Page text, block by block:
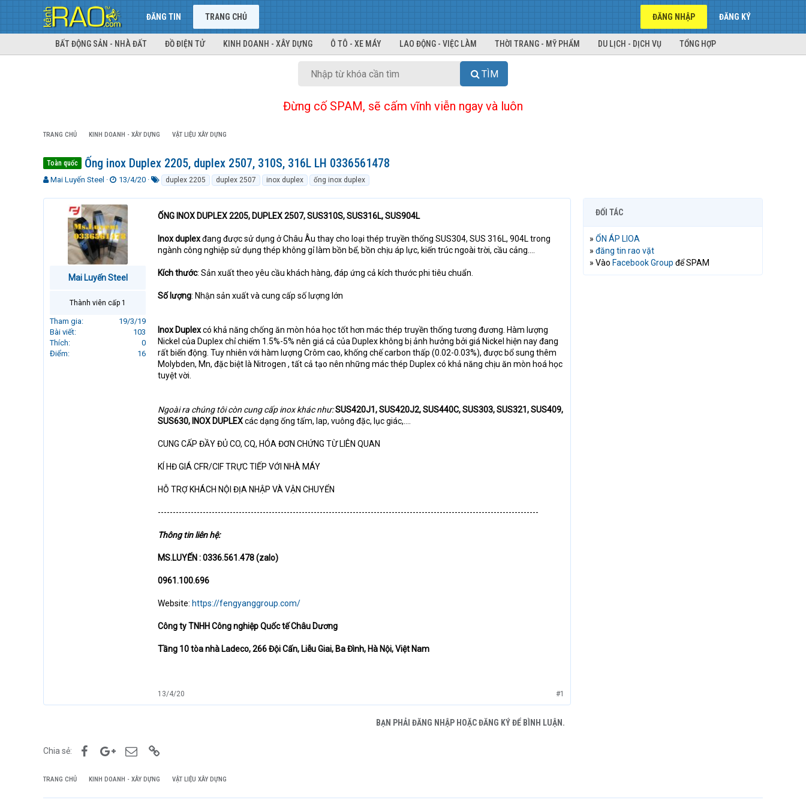
ĐĂNG TIN TRANG CHỦ ĐĂNG NHẬP ĐĂNG KÝ
BẤT ĐỘNG SẢN - NHÀ ĐẤT ĐỒ ĐIỆN TỬ KINH DOANH - XÂY DỰNG Ô TÔ - XE MÁY LAO ĐỘNG - VIỆC LÀM THỜI TRANG - MỸ PHẨM DU LỊCH - DỊCH VỤ TỔNG HỢP
TÌM
Đừng cố SPAM, sẽ cấm vĩnh viễn ngay và luôn
TRANG CHỦ KINH DOANH - XÂY DỰNG VẬT LIỆU XÂY DỰNG
Toàn quốc Ống inox Duplex 2205, duplex 2507, 310S, 316L LH 0336561478
T
r
Mai Luyến Steel
N
à
y
g
ử
i
13/4/20
k
h
ó
duplex 2205 duplex 2507 inox duplex ống inox duplex
Mai Luyến Steel
Thành viên cấp 1
Tham gia
19/3/19
Bài viết
103
Thích
0
Điểm
16
ỐNG INOX DUPLEX 2205, DUPLEX 2507, SUS310S, SUS316L, SUS904L
Inox duplexđang được sử dụng ở Châu Âu thay cho loại thép truyền thống SUS304, SUS 316L, 904L trong
ngành công nghiệp sử dụng thép không gỉ làm bồn bể, bồn chịu áp lực, kiến trúc ngoài trời, cầu cảng….
Kích thước: Sản xuất theo yêu cầu khách hàng, đáp ứng cả kích thước phi tiêu chuẩn.
Số lượng: Nhận sản xuất và cung cấp số lượng lớn
Inox Duplexcó khả năng chống ăn mòn hóa học tốt hơn mác thép truyền thống tương đương. Hàm lượng
Nickel của Duplex chỉ chiếm 1.5%-5% nên giá cả của Duplex không bị ảnh hưởng bởi giá Nickel hiện nay đang
rất biến động. Tuy nhiên với hàm lượng Crôm cao, khống chế carbon thấp (0.02-0.03%), được bổ sung thêm
Molybden, Mn, đặc biệt là Nitrogen , tất cả tạo nên những mác thép Duplex có khả năng chịu ăn mòn hoá học
tuyệt vời.
Ngoài ra chúng tôi còn cung cấp inox khác như:SUS420J1, SUS420J2, SUS440C, SUS303, SUS321, SUS409,
SUS630, INOX DUPLEXcác dạng ống tấm, lap, vuông đặc, lục giác,….
CUNG CẤP ĐẦY ĐỦ CO, CQ, HÓA ĐƠN CHỨNG TỪ LIÊN QUAN
KÍ HĐ GIÁ CFR/CIF TRỰC TIẾP VỚI NHÀ MÁY
HỖ TRỢ KHÁCH NỘI ĐỊA NHẬP VÀ VẬN CHUYỂN
-------------------------------------------------------------------------------------------------------------------------------
Thông tin liên hệ:
MS.LUYẾN : 0336.561.478 (zalo)
0961.100.696
Website: https://fengyanggroup.com/
Công ty TNHH Công nghiệp Quốc tế Châu Dương
Tầng 10 tòa nhà Ladeco, 266 Đội Cấn, Liễu Giai, Ba Đình, Hà Nội, Việt Nam
13/4/20 #1
BẠN PHẢI ĐĂNG NHẬP HOẶC ĐĂNG KÝ ĐỂ BÌNH LUẬN.
Chia sẻ: FacebookGoogle+Email
ĐỐI TÁC
» ỔN ÁP LIOA
» đăng tin rao vặt
» Vào Facebook Group để SPAM
TRANG CHỦ KINH DOANH - XÂY DỰNG VẬT LIỆU XÂY DỰNG